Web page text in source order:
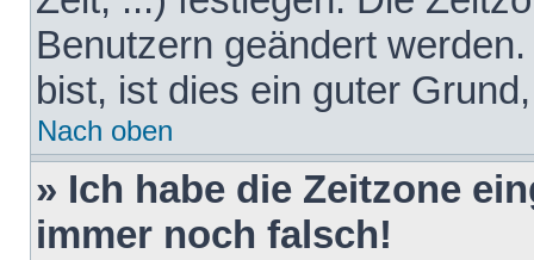
Benutzern geändert
bist, ist dies ein guter
Nach oben
» Ich habe die Zeitzone
immer noch falsch!